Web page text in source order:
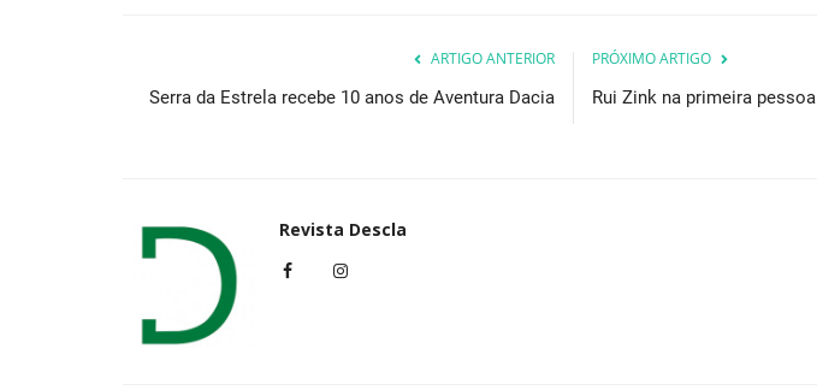
ARTIGO ANTERIOR
Serra da Estrela recebe 10 anos de Aventura Dacia
PRÓXIMO ARTIGO
Rui Zink na primeira pessoa
Revista Descla